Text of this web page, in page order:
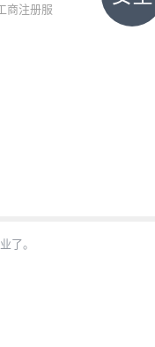
商注册服
了。